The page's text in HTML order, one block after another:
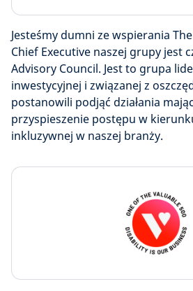
Jesteśmy dumni ze wspierania
Chief Executive naszej grupy jest
Advisory Council. Jest to grupa
inwestycyjnej i związanej z
postanowili podjąć działania
przyspieszenie postępu w
inkluzywnej w naszej branży.